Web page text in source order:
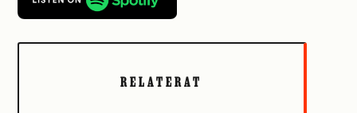
RELATERAT